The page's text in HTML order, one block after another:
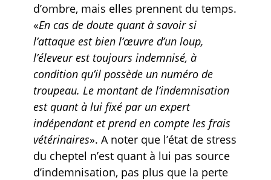
d’ombre, mais elles prennent du temps.
«En cas de doute quant à savoir si
l’attaque est bien l’œuvre d’un loup,
l’éleveur est toujours indemnisé, à
condition qu’il possède un numéro de
troupeau. Le montant de l’indemnisation
est quant à lui fixé par un expert
indépendant et prend en compte les frais
vétérinaires». A noter que l’état de stress
du cheptel n’est quant à lui pas source
d’indemnisation, pas plus que la perte